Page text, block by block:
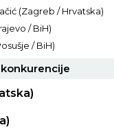
(Zagreb / Hrvatska)
/ BiH)
/ BiH)